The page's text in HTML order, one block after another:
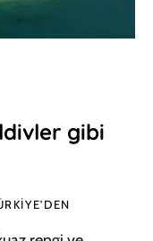
gibi